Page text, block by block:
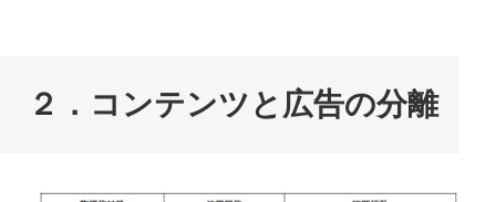
２．コンテンツと広告の分離